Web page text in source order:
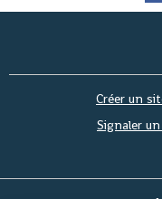
Créer un
Signaler